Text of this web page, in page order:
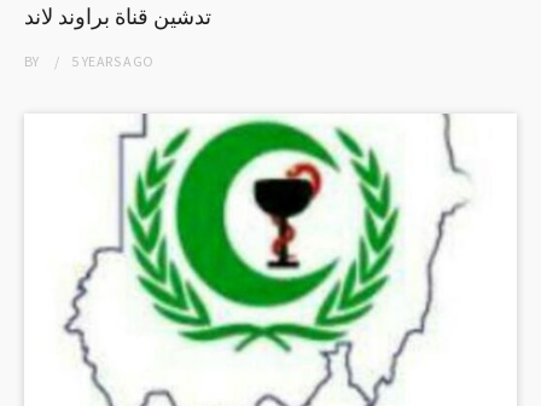
تدشين قناة براوند لاند
BY 5 YEARSAGO